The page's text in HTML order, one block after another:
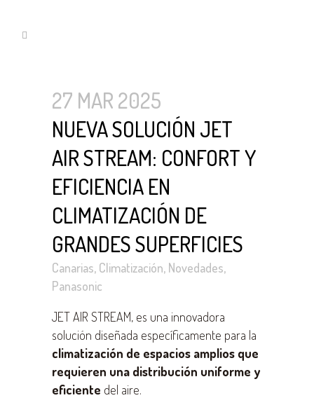
27 MAR 2025
NUEVA SOLUCIÓN JET
AIR STREAM: CONFORT Y
EFICIENCIA EN
CLIMATIZACIÓN DE
GRANDES SUPERFICIES
Canarias, Climatización, Novedades,
Panasonic
JET AIR STREAM, es una innovadora
solución diseñada específicamente para la
climatización de espacios amplios que
requieren una distribución uniforme y
eficiente del aire.